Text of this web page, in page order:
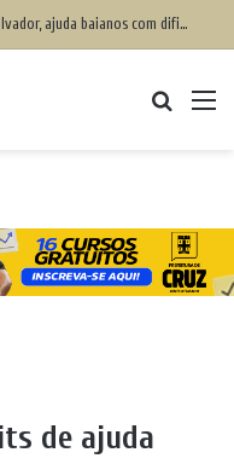
Balcão GOV.BR do SAC Rodoviária, em Salvador, ajuda baianos com dificuldades de acesso a serviços digitais
de ajuda